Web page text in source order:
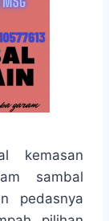
kemasan
sambal
pedasnya